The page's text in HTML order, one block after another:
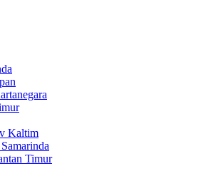
Kaltim
Timur